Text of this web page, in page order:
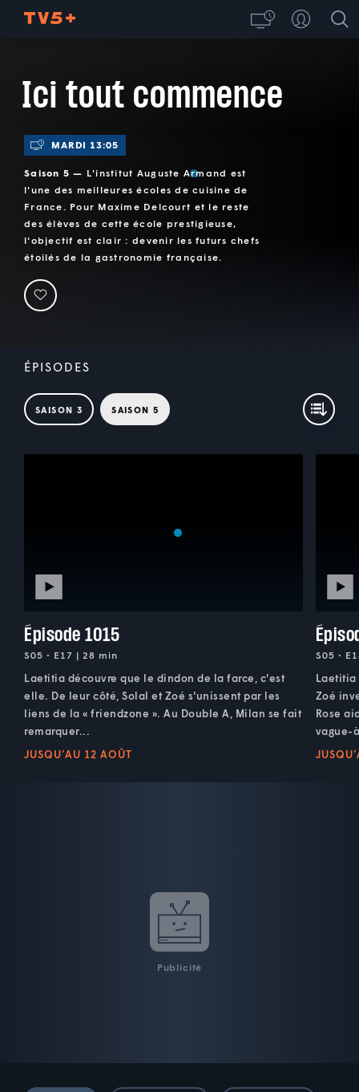
Ici tout commence
MARDI 13:05
Saison 5 — L'institut Auguste Armand est
l'une des meilleures écoles de cuisine de
France. Pour Maxime Delcourt et le reste
des élèves de cette école prestigieuse,
l'objectif est clair : devenir les futurs chefs
étoilés de la gastronomie française.
ÉPISODES
SAISON 3 SAISON 5
Épisode 1015
S05 • E17 | 28 min
Laetitia découvre que le dindon de la farce, c'est
elle. De leur côté, Solal et Zoé s'unissent par les
liens de la « friendzone ». Au Double A, Milan se fait
remarquer...
JUSQU’AU 12 AOÛT
S05 •
Laetitia
Zoé
Rose
vague-
Publicité